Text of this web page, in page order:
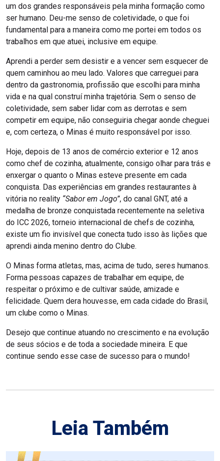
um dos grandes responsáveis pela minha formação como
ser humano. Deu-me senso de coletividade, o que foi
fundamental para a maneira como me portei em todos os
trabalhos em que atuei, inclusive em equipe.
Aprendi a perder sem desistir e a vencer sem esquecer de
quem caminhou ao meu lado. Valores que carreguei para
dentro da gastronomia, profissão que escolhi para minha
vida e na qual construí minha trajetória. Sem o senso de
coletividade, sem saber lidar com as derrotas e sem
competir em equipe, não conseguiria chegar aonde cheguei
e, com certeza, o Minas é muito responsável por isso.
Hoje, depois de 13 anos de comércio exterior e 12 anos
como chef de cozinha, atualmente, consigo olhar para trás e
enxergar o quanto o Minas esteve presente em cada
conquista. Das experiências em grandes restaurantes à
vitória no reality “Sabor em Jogo”, do canal GNT, até a
medalha de bronze conquistada recentemente na seletiva
do ICC 2026, torneio internacional de chefs de cozinha,
existe um fio invisível que conecta tudo isso às lições que
aprendi ainda menino dentro do Clube.
O Minas forma atletas, mas, acima de tudo, seres humanos.
Forma pessoas capazes de trabalhar em equipe, de
respeitar o próximo e de cultivar saúde, amizade e
felicidade. Quem dera houvesse, em cada cidade do Brasil,
um clube como o Minas.
Desejo que continue atuando no crescimento e na evolução
de seus sócios e de toda a sociedade mineira. E que
continue sendo esse case de sucesso para o mundo!
Leia Também